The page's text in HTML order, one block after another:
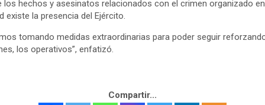
los hechos y asesinatos relacionados con el crimen organizado
existe la presencia del Ejército.
tomando medidas extraordinarias para poder seguir
los operativos”, enfatizó.
Compartir...